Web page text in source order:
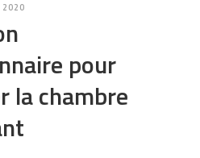
2020
pour
la chambre